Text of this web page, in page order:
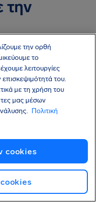
την
την AirHelp μέσω
έχετε ήδη υπάρχον
επικοινωνίας
σας στην
στην ενότητα
συχνές ερωτήσεις.
το αίτημά
την ορθή
το
λειτουργίες
του.
με τη χρήση του
μας μέσων
Πολιτική
cookies
cookies